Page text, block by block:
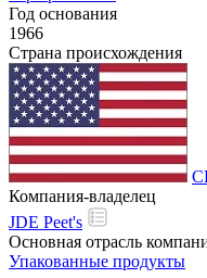
Год основания
1966
Страна происхождения
Компания-владелец
JDE Peet's
Основная отрасль
Упакованные продукты